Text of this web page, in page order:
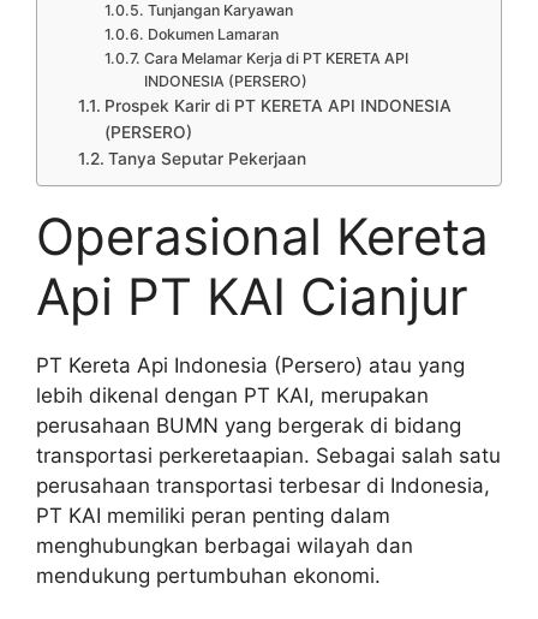
Tunjangan Karyawan
Dokumen Lamaran
Cara Melamar Kerja di PT KERETA API
INDONESIA (PERSERO)
Prospek Karir di PT KERETA API INDONESIA
(PERSERO)
Tanya Seputar Pekerjaan
Operasional Kereta
Api PT KAI Cianjur
PT Kereta Api Indonesia (Persero) atau yang
lebih dikenal dengan PT KAI, merupakan
perusahaan BUMN yang bergerak di bidang
transportasi perkeretaapian. Sebagai salah satu
perusahaan transportasi terbesar di Indonesia,
PT KAI memiliki peran penting dalam
menghubungkan berbagai wilayah dan
mendukung pertumbuhan ekonomi.